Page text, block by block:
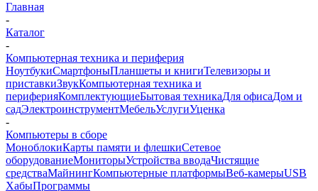
Главная
-
Каталог
-
Компьютерная техника и периферия
НоутбукиСмартфоныПланшеты и книгиТелевизоры и
приставкиЗвукКомпьютерная техника и
периферияКомплектующиеБытовая техникаДля офисаДом и
садЭлектроинструментМебельУслугиУценка
-
Компьютеры в сборе
МоноблокиКарты памяти и флешкиСетевое
оборудованиеМониторыУстройства вводаЧистящие
средстваМайнингКомпьютерные платформыВеб-камерыUSB
ХабыПрограммы